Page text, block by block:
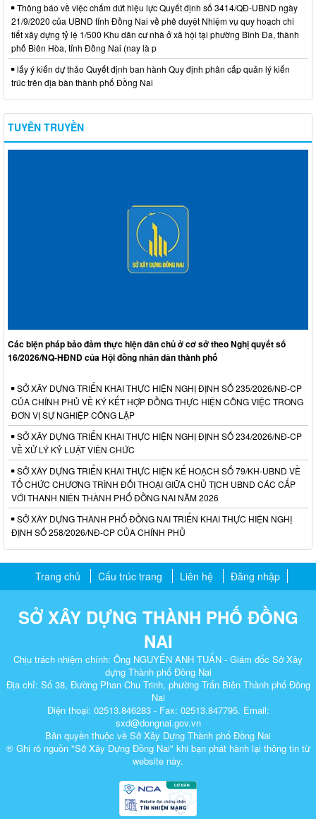
Thông báo về việc chấm dứt hiệu lực Quyết định số 3414/QĐ-UBND ngày
21/9/2020 của UBND tỉnh Đồng Nai về phê duyệt Nhiệm vụ quy hoạch chi
tiết xây dựng tỷ lệ 1/500 Khu dân cư nhà ở xã hội tại phường Bình Đa, thành
phố Biên Hòa, tỉnh Đồng Nai (nay là p
lấy ý kiến dự thảo Quyết định ban hành Quy định phân cấp quản lý kiến
trúc trên địa bàn thành phố Đồng Nai
TUYÊN TRUYỀN
Các biện pháp bảo đảm thực hiện dân chủ ở cơ sở theo Nghị quyết số
16/2026/NQ-HĐND của Hội đồng nhân dân thành phố
SỞ XÂY DỰNG TRIỂN KHAI THỰC HIỆN NGHỊ ĐỊNH SỐ 235/2026/NĐ-CP
CỦA CHÍNH PHỦ VỀ KÝ KẾT HỢP ĐỒNG THỰC HIỆN CÔNG VIỆC TRONG
ĐƠN VỊ SỰ NGHIỆP CÔNG LẬP
SỞ XÂY DỰNG TRIỂN KHAI THỰC HIỆN NGHỊ ĐỊNH SỐ 234/2026/NĐ-CP
VỀ XỬ LÝ KỶ LUẬT VIÊN CHỨC
SỞ XÂY DỰNG TRIỂN KHAI THỰC HIỆN KẾ HOẠCH SỐ 79/KH-UBND VỀ
TỔ CHỨC CHƯƠNG TRÌNH ĐỐI THOẠI GIỮA CHỦ TỊCH UBND CÁC CẤP
VỚI THANH NIÊN THÀNH PHỐ ĐỒNG NAI NĂM 2026
SỞ XÂY DỰNG THÀNH PHỐ ĐỒNG NAI TRIỂN KHAI THỰC HIỆN NGHỊ
ĐỊNH SỐ 258/2026/NĐ-CP CỦA CHÍNH PHỦ
Trang chủ Cấu trúc trang Liên hệ Đăng nhập
SỞ XÂY DỰNG THÀNH PHỐ ĐỒNG
NAI
Chịu trách nhiệm chính: Ông NGUYỄN ANH TUẤN - Giám đốc Sở Xây
dựng Thành phố Đồng Nai
Địa chỉ: Số 38, Đường Phan Chu Trinh, phường Trấn Biên Thành phố Đồng
Nai
Điện thoại: 02513.846283 - Fax: 02513.847795. Email:
sxd@dongnai.gov.vn
Bản quyền thuộc về Sở Xây Dựng Thành phố Đồng Nai
® Ghi rõ nguồn "Sở Xây Dựng Đồng Nai" khi bạn phát hành lại thông tin từ
website này.​